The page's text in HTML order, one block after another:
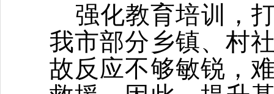
强化教育培训，
我市部分乡镇、村
故反应不够敏锐，